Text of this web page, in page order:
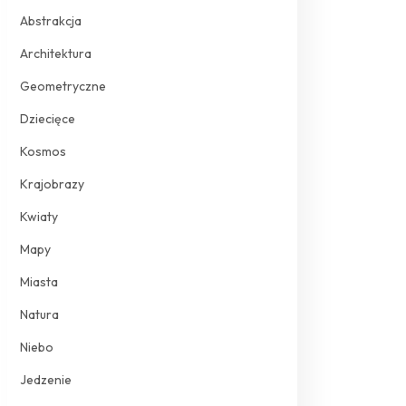
Abstrakcja
Architektura
Geometryczne
Dziecięce
Kosmos
Krajobrazy
Kwiaty
Mapy
Miasta
Natura
Niebo
Jedzenie